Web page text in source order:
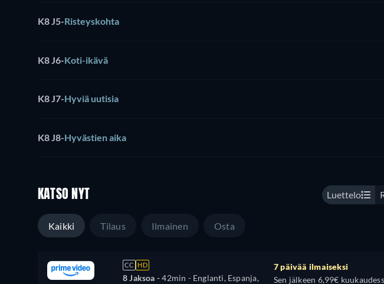
K8 J5-Risteyskohta
K8 J6-Koti-ikävä
K8 J7-Hyviä uutisia
K8 J8-Hyvästien aika
KATSO NYT Luettelo
Kaikki Tilaus Ilmainen Osta
CC HD
8 Jaksoa -42min - Englanti, Espanja,
7 päivää ilmaiseksi
Sen jälkeen 6,99€